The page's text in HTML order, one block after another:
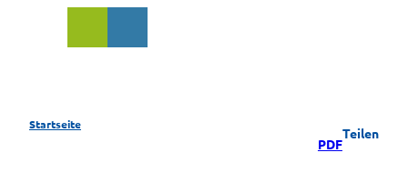
Startseite
PDF
Teilen